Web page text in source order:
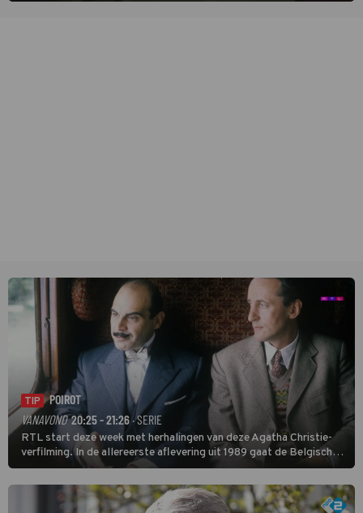
TIP
POIROT
VANAVOND 20:25 - 21:26 · SERIE
RTL start deze week met herhalingen van deze Agatha Christie-
verfilming. In de allereerste aflevering uit 1989 gaat de Belgische
speurder op zoek naar een vermiste kok. Poirot raakt al snel
verwikkeld in een moordzaak. (HH)